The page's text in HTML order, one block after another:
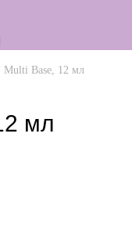
Multi Base, 12 мл
мл